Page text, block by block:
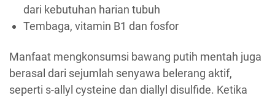
dari kebutuhan harian tubuh
Tembaga, vitamin B1 dan fosfor
Manfaat mengkonsumsi bawang putih mentah juga
berasal dari sejumlah senyawa belerang aktif,
seperti s-allyl cysteine ​​​​dan diallyl disulfide. Ketika